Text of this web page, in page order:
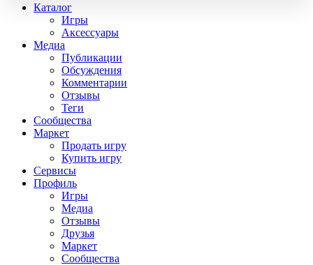
Каталог
Игры
Аксессуары
Медиа
Публикации
Обсуждения
Комментарии
Отзывы
Теги
Сообщества
Маркет
Продать игру
Купить игру
Сервисы
Профиль
Игры
Медиа
Отзывы
Друзья
Маркет
Сообщества